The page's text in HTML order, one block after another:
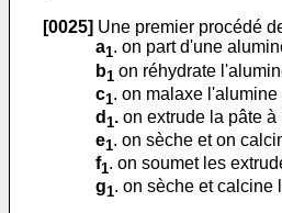
[0025] Une premier procédé
a1. on part d'une
b1 on réhydrate
c1. on malaxe
d 1. on extrude la pâte
e1. on sèche et on
f1. on soumet les
g1. on sèche et calcine